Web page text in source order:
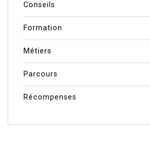
Conseils
Formation
Métiers
Parcours
Récompenses